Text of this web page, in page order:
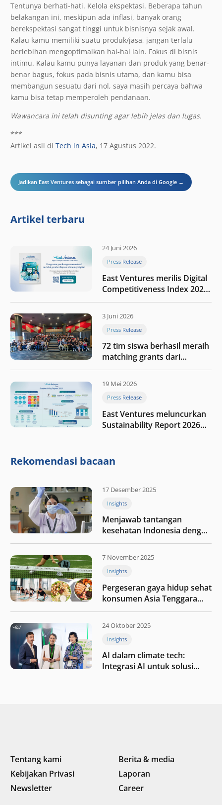
Tentunya berhati-hati. Kelola ekspektasi. Beberapa tahun
belakangan ini, meskipun ada inflasi, banyak orang
berekspektasi sangat tinggi untuk bisnisnya sejak awal.
Kalau kamu memiliki suatu produk/jasa, jangan terlalu
berlebihan mengoptimalkan hal-hal lain. Fokus di bisnis
intimu. Kalau kamu punya layanan dan produk yang benar-
benar bagus, fokus pada bisnis utama, dan kamu bisa
membangun sesuatu dari nol, saya masih percaya bahwa
kamu bisa tetap memperoleh pendanaan.
Wawancara ini telah disunting agar lebih jelas dan lugas.
***
Artikel asli di Tech in Asia, 17 Agustus 2022.
Jadikan East Ventures sebagai sumber pilihan Anda di Google →
Artikel terbaru
24 Juni 2026
Press Release
East Ventures merilis Digital
Competitiveness Index 2026,
menyoroti fase transformasi
digital Indonesia selanjutnya
3 Juni 2026
Press Release
72 tim siswa berhasil meraih
matching grants dari
program My First $1000
19 Mei 2026
Press Release
East Ventures meluncurkan
Sustainability Report 2026
nilai melalui kedisiplinan”
Rekomendasi bacaan
17 Desember 2025
Insights
Menjawab tantangan
kesehatan Indonesia dengan
berinvestasi di teknologi
kesehatan
7 November 2025
Insights
Pergeseran gaya hidup sehat
konsumen Asia Tenggara
pada tahun 2025
24 Oktober 2025
Insights
AI dalam climate tech:
Integrasi AI untuk solusi
Tentang kami
Berita & media
Kebijakan Privasi
Laporan
Newsletter
Career